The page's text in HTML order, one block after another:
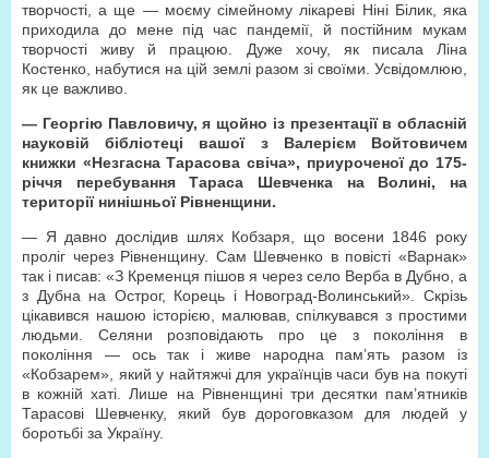
творчості, а ще — моєму сімейному лікареві Ніні Білик, яка
приходила до мене під час пандемії, й постійним мукам
творчості живу й працюю. Дуже хочу, як писала Ліна
Костенко, набутися на цій землі разом зі своїми. Усвідомлюю,
як це важливо.
— Георгію Павловичу, я щойно із презентації в обласній
науковій бібліотеці вашої з Валерієм Войтовичем
книжки «Незгасна Тарасова свіча», приуроченої до 175-
річчя перебування Тараса Шевченка на Волині, на
території нинішньої Рівненщини.
— Я давно дослідив шлях Кобзаря, що восени 1846 року
проліг через Рівненщину. Сам Шевченко в повісті «Варнак»
так і писав: «З Кременця пішов я через село Верба в Дубно, а
з Дубна на Острог, Корець і Новоград-Волинський». Скрізь
цікавився нашою історією, малював, спілкувався з простими
людьми. Селяни розповідають про це з покоління в
покоління — ось так і живе народна пам’ять разом із
«Кобзарем», який у найтяжчі для українців часи був на покуті
в кожній хаті. Лише на Рівненщині три десятки пам’ятників
Тарасові Шевченку, який був дороговказом для людей у
боротьбі за Україну.